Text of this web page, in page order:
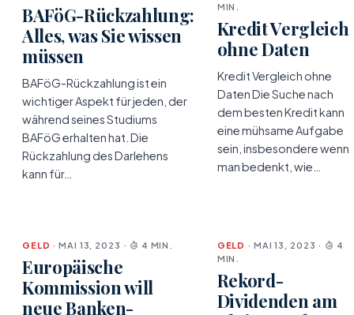
BAFöG-Rückzahlung:
Alles, was Sie wissen
müssen
BAFöG-Rückzahlung ist ein
wichtiger Aspekt für jeden, der
während seines Studiums
BAFöG erhalten hat. Die
Rückzahlung des Darlehens
kann für…
MIN.
Kredit Vergleich
ohne Daten
Kredit Vergleich ohne
Daten Die Suche nach
dem besten Kredit kann
eine mühsame Aufgabe
sein, insbesondere wenn
man bedenkt, wie…
GELD · MAI 13, 2023 · 4 MIN.
Europäische
Kommission will
neue Banken-
GELD · MAI 13, 2023 ·
4
MIN.
Rekord-
Dividenden am